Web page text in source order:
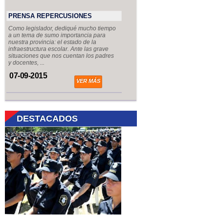
PRENSA REPERCUSIONES
Como legislador, dediqué mucho tiempo
a un tema de sumo importancia para
nuestra provincia: el estado de la
infraestructura escolar. Ante las grave
situaciones que nos cuentan los padres
y docentes, ...
07-09-2015
VER MÁS
DESTACADOS